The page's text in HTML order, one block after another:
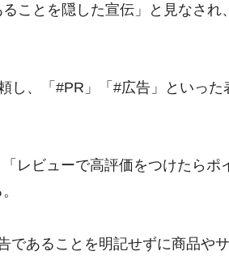
ことを隠した宣伝」と見なされ
し、「#PR」「#広告」といった
レビューで高評価をつけたらポ
であることを明記せずに商品や